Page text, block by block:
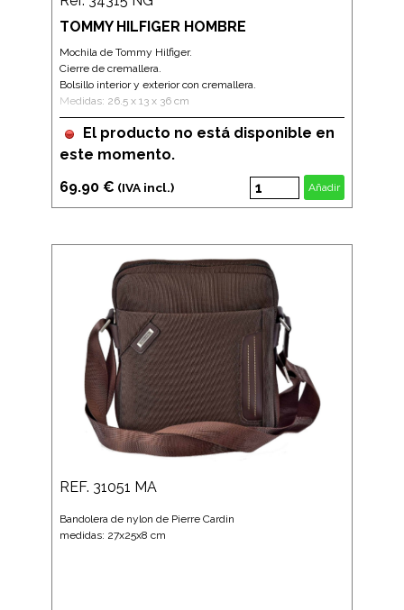
TOMMY HILFIGER HOMBRE
Mochila de Tommy Hilfiger.
Cierre de cremallera.
Bolsillo interior y exterior con cremallera.
Medidas: 26.5 x 13 x 36 cm
El producto no está disponible en
este momento.
69.90 € (IVA incl.) Añadir
REF. 31051 MA
Bandolera de nylon de Pierre Cardin
medidas: 27x25x8 cm